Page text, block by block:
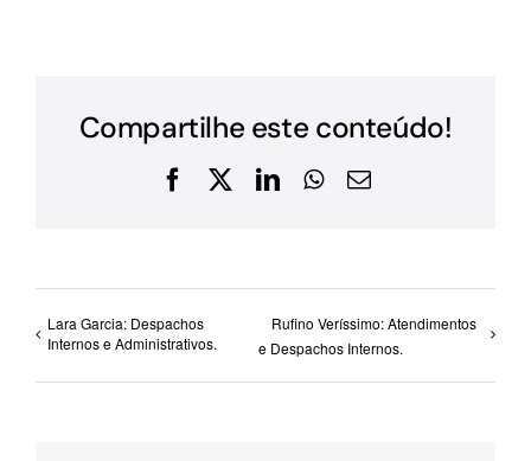
Compartilhe este conteúdo!
Facebook
X LinkedInWhatsApp
E-
Lara Garcia: Despachos
Internos e Administrativos.
Rufino Veríssimo: Atendimentos
e Despachos Internos.